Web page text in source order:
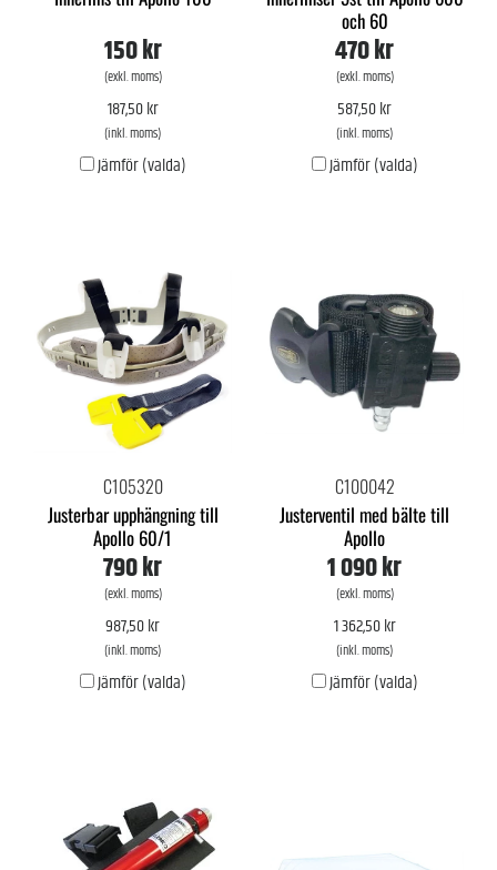
150 kr
(exkl. moms)
187,50 kr
(inkl. moms)
Jämför (valda)
och 60
470 kr
(exkl. moms)
587,50 kr
(inkl. moms)
Jämför (valda)
C105320
Justerbar upphängning till
Apollo 60/1
790 kr
(exkl. moms)
987,50 kr
(inkl. moms)
Jämför (valda)
C100042
Justerventil med bälte till
Apollo
1 090 kr
(exkl. moms)
1 362,50 kr
(inkl. moms)
Jämför (valda)